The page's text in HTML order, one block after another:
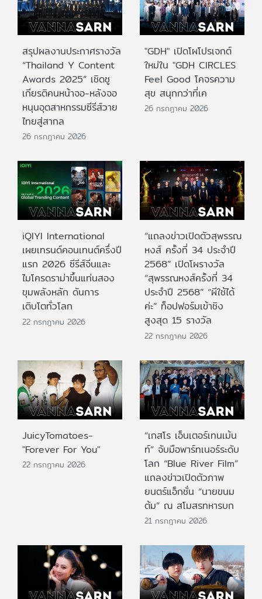
สรุปผลงานประกาศรางวัล
“Thailand Y Content
Awards 2025” เชิดชู
เกียรติคนหน้าจอ-หลังจอ
หนุนอุตสาหกรรมซีรีส์วาย
ไทยสู่สากล
26 กรกฎาคม 2026
"GDH" เปิดโผโปรเจกต์
ใหม่ใน "GDH CIRCLES
Feel Good โคจรความ
สุข สนุกกว่าที่เค
26 กรกฎาคม 2026
iQIYI International
เผยเทรนด์คอนเทนต์ครึ่งปี
แรก 2026 ซีรีส์จีนและ
ไมโครดราม่าขึ้นแท่นสอง
ขุมพลังหลัก ดันการ
เติบโตทั่วโลก
22 กรกฎาคม 2026
“แถลงข่าวเปิดตัวสุพรรณ
หงส์ ครั้งที่ 34 ประจำปี
2568” เปิดโผรางวัล
“สุพรรณหงส์ครั้งที่ 34
ประจำปี 2568” “ผีใช้ได้
ค่ะ” ท็อปฟอร์มเข้าชิง
สูงสุด 15 รางวัล
22 กรกฎาคม 2026
JuicyTomatoes-
"Forever For You"
22 กรกฎาคม 2026
“เกสโร เอ็นเตอร์เทนเม้น
ท์” จับมือพาร์ทเนอร์ระดับ
โลก “Blue River Film”
แถลงข่าวเปิดตัวภาพ
ยนตร์แอ็กชั่น “นายขนม
ต้ม” ณ สโมสรทหารบก
21 กรกฎาคม 2026